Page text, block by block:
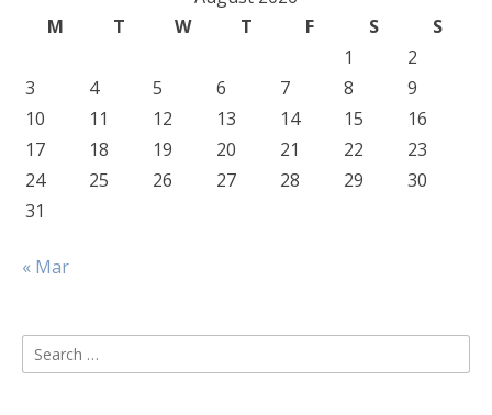
M
T W T F S
S
1
2
3
4 5 6 7 8
9
10
11 12 13 14 15
16
17
18 19 20 21 22
23
24
25 26 27 28 29
30
31
« Mar
Search
for: